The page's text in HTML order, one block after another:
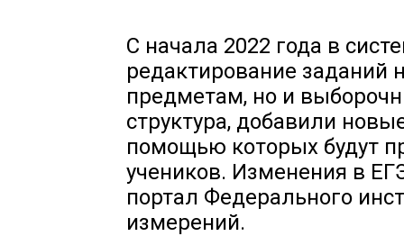
С начала 2022 года в
редактирование заданий
предметам, но и
структура, добавили
помощью которых будут
учеников. Изменения в
портал Федерального
измерений.